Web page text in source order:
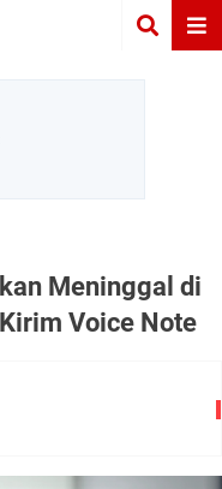
Meninggal di
Voice Note